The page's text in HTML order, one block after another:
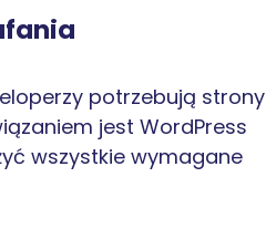
potrzebują strony
jest WordPress
wszystkie wymagane